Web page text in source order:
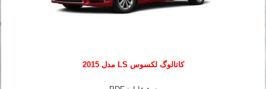
کاتالوگ لکسوس LS مدل 2015